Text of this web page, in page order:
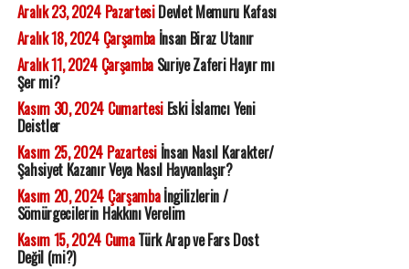
Aralık 23, 2024 PazartesiDevlet Memuru Kafası
Aralık 18, 2024 Çarşambaİnsan Biraz Utanır
Aralık 11, 2024 ÇarşambaSuriye Zaferi Hayır mı
Şer mi?
Kasım 30, 2024 CumartesiEski İslamcı Yeni
Deistler
Kasım 25, 2024 Pazartesiİnsan Nasıl Karakter/
Şahsiyet Kazanır Veya Nasıl Hayvanlaşır?
Kasım 20, 2024 Çarşambaİngilizlerin /
Sömürgecilerin Hakkını Verelim
Kasım 15, 2024 CumaTürk Arap ve Fars Dost
Değil (mi?)